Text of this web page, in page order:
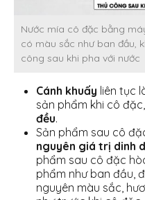
Nước mía cô đặc bằng
có màu sắc như ban đầu,
công sau khi pha với nước
Cánh khuấy liên tục
sản phẩm khi cô
đều.
Sản phẩm sau cô
nguyên giá trị dinh
phẩm sau cô đặc
phẩm như ban đầu,
nguyên màu sắc,